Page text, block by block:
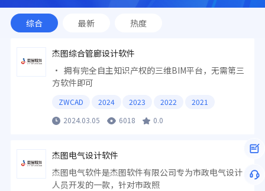
件有限公司，形成了遍布全国的业务网络。
综合 最新 热度
杰图综合管廊设计软件
· 拥有完全自主知识产权的三维BIM平台，无需第三
方软件即可
ZWCAD 2024 2023 2022
2021
2024.03.05
6018 0.0
杰图电气设计软件
杰图电气软件是杰图软件有限公司专为市政电气设计
人员开发的一款，针对市政照